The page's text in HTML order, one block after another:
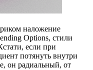
наложение
Options, стили
если при
потянуть внутри
он радиальный, от